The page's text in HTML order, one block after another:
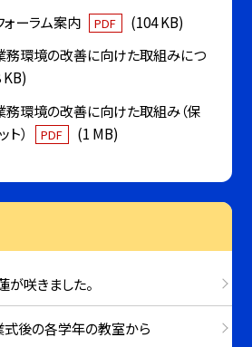
ーラム案内 PDF
(104 KB)
務環境の改善に向けた取組みにつ
KB)
務環境の改善に向けた取組み（保
）
PDF (1 MB)
咲きました。
後の各学年の教室から